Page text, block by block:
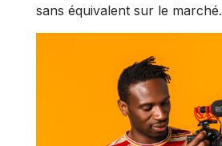
sans équivalent sur le marché.